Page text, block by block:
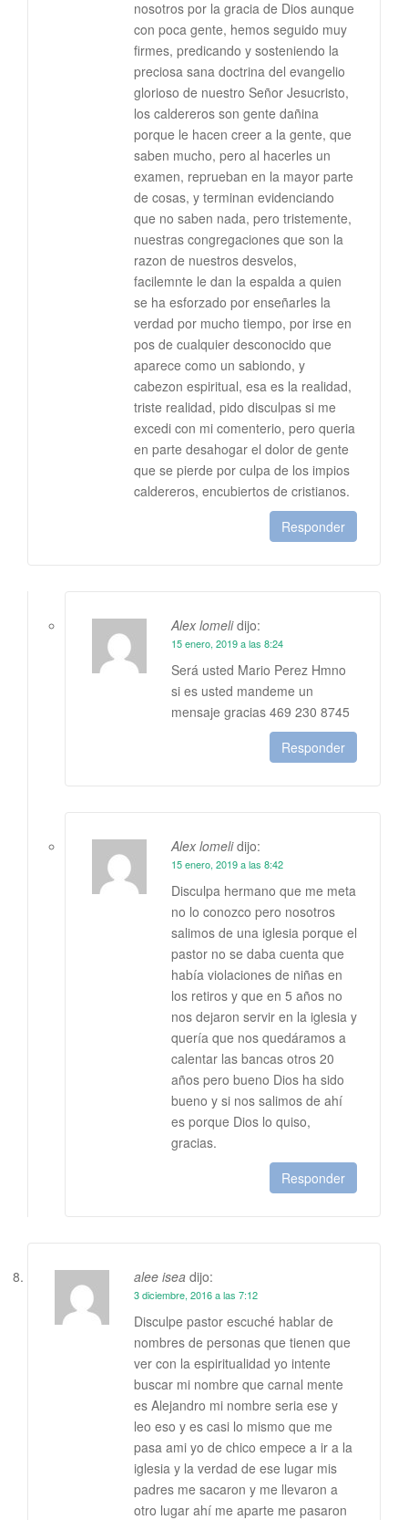
nosotros por la gracia de Dios aunque
con poca gente, hemos seguido muy
firmes, predicando y sosteniendo la
preciosa sana doctrina del evangelio
glorioso de nuestro Señor Jesucristo,
los caldereros son gente dañina
porque le hacen creer a la gente, que
saben mucho, pero al hacerles un
examen, reprueban en la mayor parte
de cosas, y terminan evidenciando
que no saben nada, pero tristemente,
nuestras congregaciones que son la
razon de nuestros desvelos,
facilemnte le dan la espalda a quien
se ha esforzado por enseñarles la
verdad por mucho tiempo, por irse en
pos de cualquier desconocido que
aparece como un sabiondo, y
cabezon espiritual, esa es la realidad,
triste realidad, pido disculpas si me
excedi con mi comenterio, pero queria
en parte desahogar el dolor de gente
que se pierde por culpa de los impios
caldereros, encubiertos de cristianos.
Responder
Alex lomeli dijo:
15 enero, 2019 a las 8:24
Será usted Mario Perez Hmno
si es usted mandeme un
mensaje gracias 469 230 8745
Responder
Alex lomeli dijo:
15 enero, 2019 a las 8:42
Disculpa hermano que me meta
no lo conozco pero nosotros
salimos de una iglesia porque el
pastor no se daba cuenta que
había violaciones de niñas en
los retiros y que en 5 años no
nos dejaron servir en la iglesia y
quería que nos quedáramos a
calentar las bancas otros 20
años pero bueno Dios ha sido
bueno y si nos salimos de ahí
es porque Dios lo quiso,
gracias.
Responder
alee isea dijo:
3 diciembre, 2016 a las 7:12
Disculpe pastor escuché hablar de
nombres de personas que tienen que
ver con la espiritualidad yo intente
buscar mi nombre que carnal mente
es Alejandro mi nombre seria ese y
leo eso y es casi lo mismo que me
pasa ami yo de chico empece a ir a la
iglesia y la verdad de ese lugar mis
padres me sacaron y me llevaron a
otro lugar ahí me aparte me pasaron